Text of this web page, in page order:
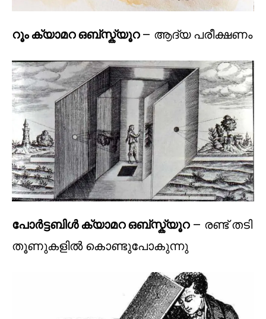
റൂം ക്യാമറ ഒബ്സ്ക്യൂറ– ആദ്യ പരീക്ഷണം
പോർട്ടബിൾ ക്യാമറ ഒബ്സ്ക്യൂറ– രണ്ട് തടി
തൂണുകളിൽ കൊണ്ടുപോകുന്നു